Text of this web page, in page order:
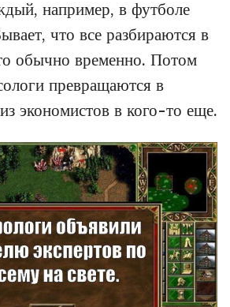
например, в футболе
что все разбираются в
обычно временно. Потом
превращаются в
экономистов в кого-то еще.